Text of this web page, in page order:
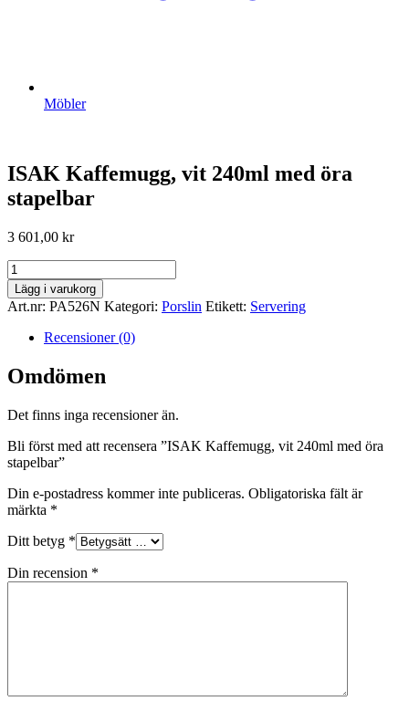
Möbler
ISAK Kaffemugg, vit 240ml med öra
stapelbar
3 601,00 kr
ISAK
Kaffemugg,
vit
240ml
med
stapelbar
mängd
Lägg i varukorg
Art.nr: PA526N Kategori: Porslin Etikett: Servering
Recensioner (0)
Omdömen
Det finns inga recensioner än.
Bli först med att recensera ”ISAK Kaffemugg, vit 240ml med öra
stapelbar”
Din e-postadress kommer inte publiceras. Obligatoriska fält är
märkta *
Ditt betyg *
Din recension *